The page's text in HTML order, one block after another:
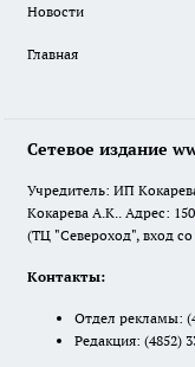
Новости
Главная
Сетевое издание
Учредитель: ИП
Кокарева А.К.. Адрес:
(ТЦ "Североход", вход
Контакты:
Отдел рекламы:
Редакция: (4852)